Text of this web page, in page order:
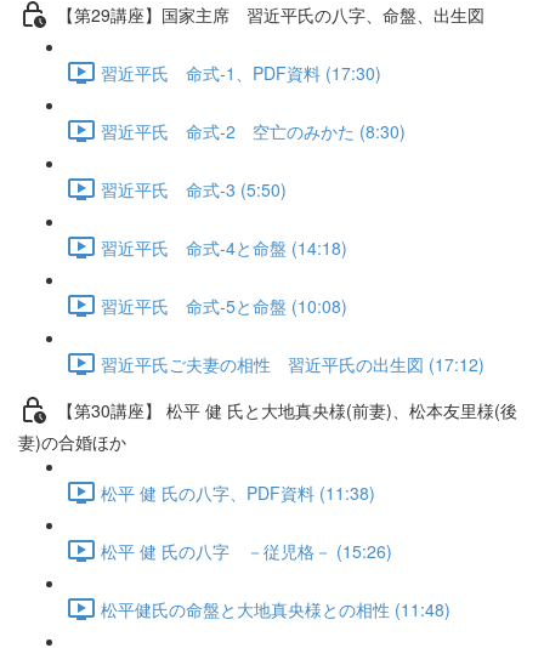
【第29講座】国家主席 習近平氏の八字、命盤、出生図
習近平氏 命式-1、PDF資料 (17:30)
習近平氏 命式-2 空亡のみかた (8:30)
習近平氏 命式-3 (5:50)
習近平氏 命式-4と命盤 (14:18)
習近平氏 命式-5と命盤 (10:08)
習近平氏ご夫妻の相性 習近平氏の出生図 (17:12)
【第30講座】 松平 健 氏と大地真央様(前妻)、松本友里様(後
妻)の合婚ほか
松平 健 氏の八字、PDF資料 (11:38)
松平 健 氏の八字 －従児格－ (15:26)
松平健氏の命盤と大地真央様との相性 (11:48)